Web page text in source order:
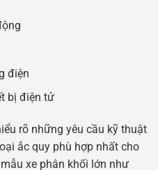
điện
bị điện tử
rõ những yêu cầu kỹ thuật
ắc quy phù hợp nhất cho
xe phân khối lớn như